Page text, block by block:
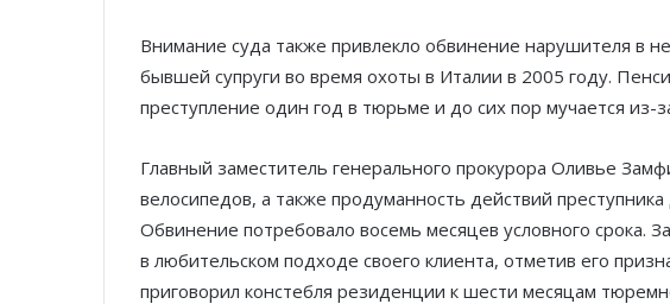
Внимание суда также привлекло обвинение нарушителя в
бывшей супруги во время охоты в Италии в 2005 году.
преступление один год в тюрьме и до сих пор мучается из-
Главный заместитель генерального прокурора Оливье
велосипедов, а также продуманность действий
Обвинение потребовало восемь месяцев условного срока.
в любительском подходе своего клиента, отметив его
приговорил констебля резиденции к шести месяцам